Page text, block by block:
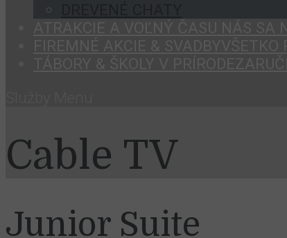
Cable TV
Junior Suite